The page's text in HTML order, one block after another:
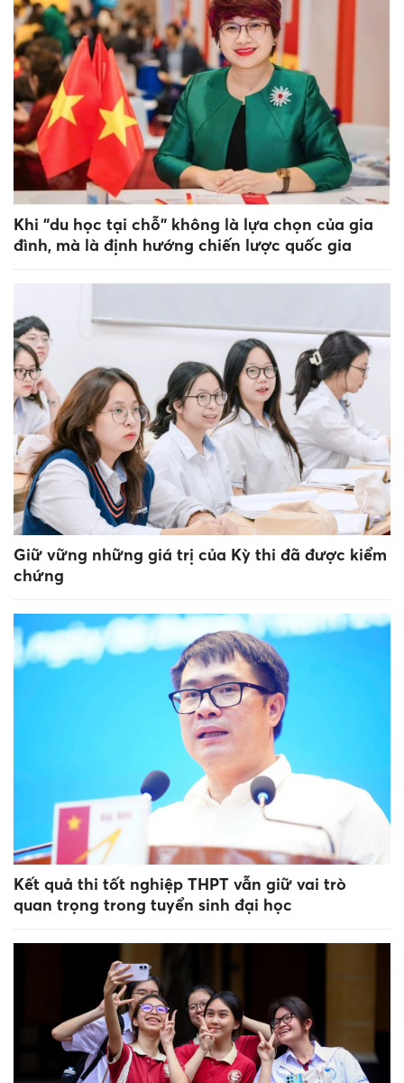
Khi "du học tại chỗ" không là lựa chọn của gia
đình, mà là định hướng chiến lược quốc gia
Giữ vững những giá trị của Kỳ thi đã được kiểm
chứng
Kết quả thi tốt nghiệp THPT vẫn giữ vai trò
quan trọng trong tuyển sinh đại học